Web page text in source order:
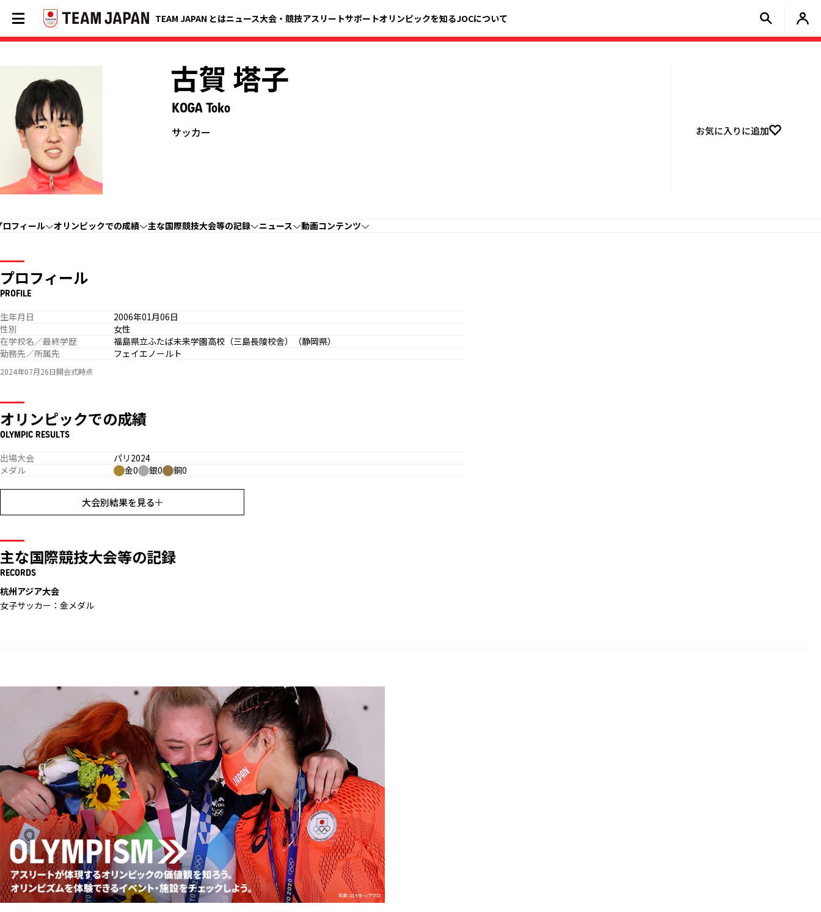
TEAM JAPAN とはニュース大会・競技アスリートサポートオリンピックを知るJOCについて
古賀 塔子
KOGA Toko
サッカー お気に入りに追加
ロフィール オリンピックでの成績 主な国際競技大会等の記録 ニュース 動画コンテンツ
プロフィール
PROFILE
生年月日
2006年01月06日
性別
女性
在学校名／最終学歴
福島県立ふたば未来学園高校（三島長陵校舎）（静岡県）
勤務先／所属先
フェイエノールト
2024年07月26日開会式時点
オリンピックでの成績
OLYMPIC RESULTS
出場大会
パリ2024
メダル
金0 銀0 銅0
大会別結果を見る
主な国際競技大会等の記録
RECORDS
杭州アジア大会
女子サッカー：金メダル